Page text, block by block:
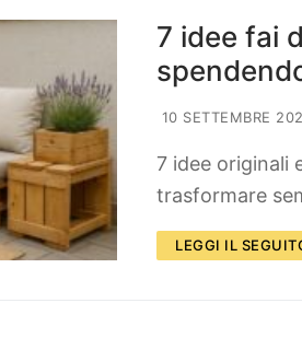
7 idee fai
10 SETTEMBRE
7 idee originali
trasformare
LEGGI IL